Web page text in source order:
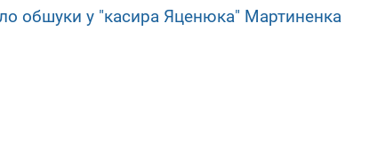
обшуки у "касира Яценюка" Мартиненка